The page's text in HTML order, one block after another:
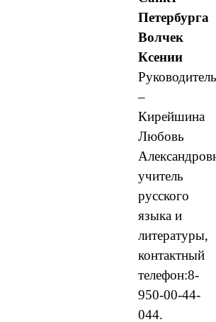
Петербурга
Волчек
Ксении
–
Кирейшина
Любовь
учитель
русского
языка и
литературы,
контактный
телефон:8-
950-00-44-
044.